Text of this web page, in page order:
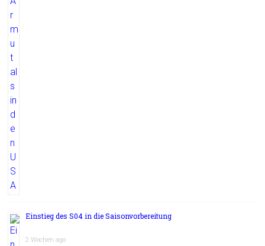
Einstieg des S04 in die Saisonvorbereitung
2 Wochen ago